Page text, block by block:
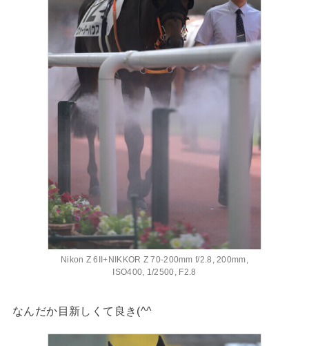
Nikon Z 6II+NIKKOR Z 70-200mm f/2.8, 200mm,
ISO400, 1/2500, F2.8
なんだか目新しくて良き(^^